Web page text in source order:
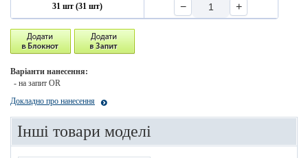
31 шт (31 шт) − +
Варіанти нанесення:
- на запит OR
Докладно про нанесення
Інші товари моделі